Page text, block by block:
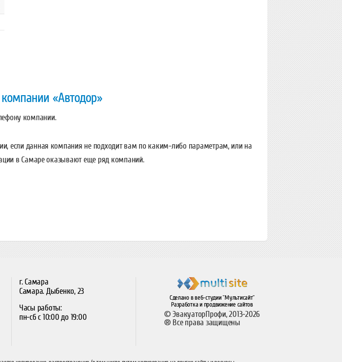
компании «Автодор»
компании.
если данная компания не подходит вам по каким-либо параметрам, или на
в Самаре оказывают еще ряд компаний.
г. Самара
Самара. Дыбенко, 23
Часы работы:
пн-сб с 10:00 до 19:00
Сделано в веб-студии "Мультисайт"
Разработка и продвижение сайтов
© ЭвакуаторПрофи, 2013-2026
® Все права защищены